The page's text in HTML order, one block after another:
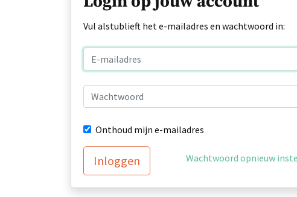
Vul alstublieft het e-mailadres en wachtwoord in:
Onthoud mijn e-mailadres
Inloggen Wachtwoord opnieuw